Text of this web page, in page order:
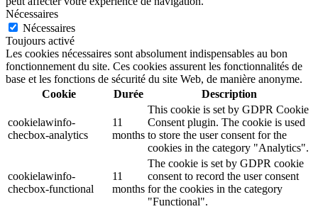
Nécessaires
Nécessaires
Toujours activé
Les cookies nécessaires sont absolument indispensables au bon
fonctionnement du site. Ces cookies assurent les fonctionnalités de
base et les fonctions de sécurité du site Web, de manière anonyme.
Cookie
Durée Description
cookielawinfo-
checbox-analytics
11
months
This cookie is set by GDPR Cookie
Consent plugin. The cookie is used
to store the user consent for the
cookies in the category "Analytics".
cookielawinfo-
checbox-functional
11
months
The cookie is set by GDPR cookie
consent to record the user consent
for the cookies in the category
"Functional".